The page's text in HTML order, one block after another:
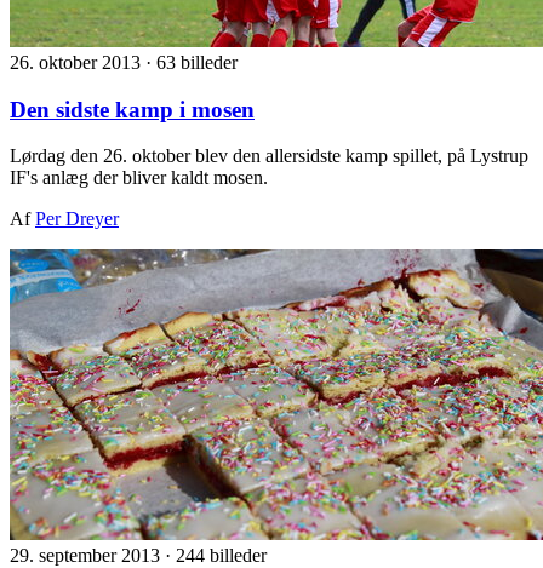
26. oktober 2013 · 63 billeder
Den sidste kamp i mosen
Lørdag den 26. oktober blev den allersidste kamp spillet, på Lystrup
IF's anlæg der bliver kaldt mosen.
AfPer Dreyer
29. september 2013 · 244 billeder